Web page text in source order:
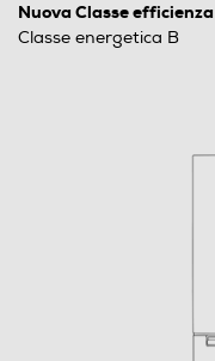
Nuova Classe
Classe energetica B